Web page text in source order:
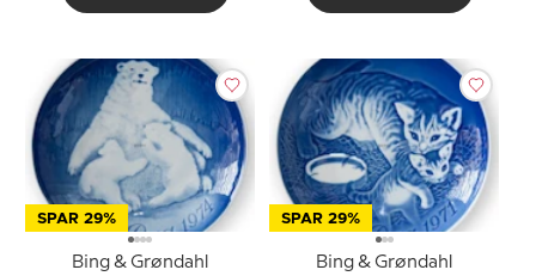
SPAR 29%
Bing & Grøndahl
SPAR 29%
Bing & Grøndahl